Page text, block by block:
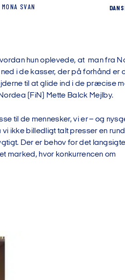
MONASVAN
hun oplevede, at man fra
i de kasser, der på forhånd er
til at glide ind i de præcise
(FiN) Mette Balck Mejlby.
til de mennesker, vi er – og
ikke billedligt talt presser en
Der er behov for det
marked, hvor konkurrencen om